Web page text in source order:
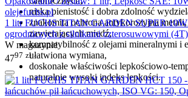
niska pienistość i dobra zdolność
znakomita ochrona antykorozyjna
zawierających miedź,
kompatybilność z olejami mineralnymi i
ułatwiona wymiana,
doskonałe właściwości lepkościowo-
naturalnie wysoki indeks lepkości.
1 litr FUCHS TITAN GARDEN SUPER
ogrodniczych z silnikami czterosuwowymi (4T)
W magazynie
4797 zł